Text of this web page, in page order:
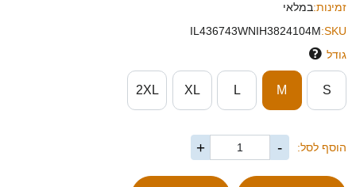
זמינות:במלאי
SKU:
IL436743WNIH3824104M
גודל
S
M
L
XL
2XL
הוסף לסל: -
+